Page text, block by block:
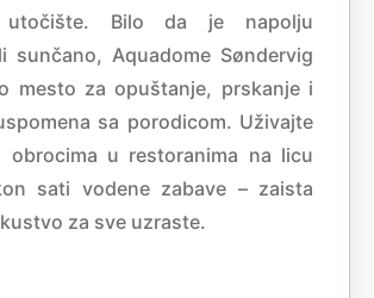
utočište. Bilo da je napolju
sunčano, Aquadome Søndervig
mesto za opuštanje, prskanje i
sa porodicom. Uživajte
obrocima u restoranima na licu
sati vodene zabave – zaista
za sve uzraste.